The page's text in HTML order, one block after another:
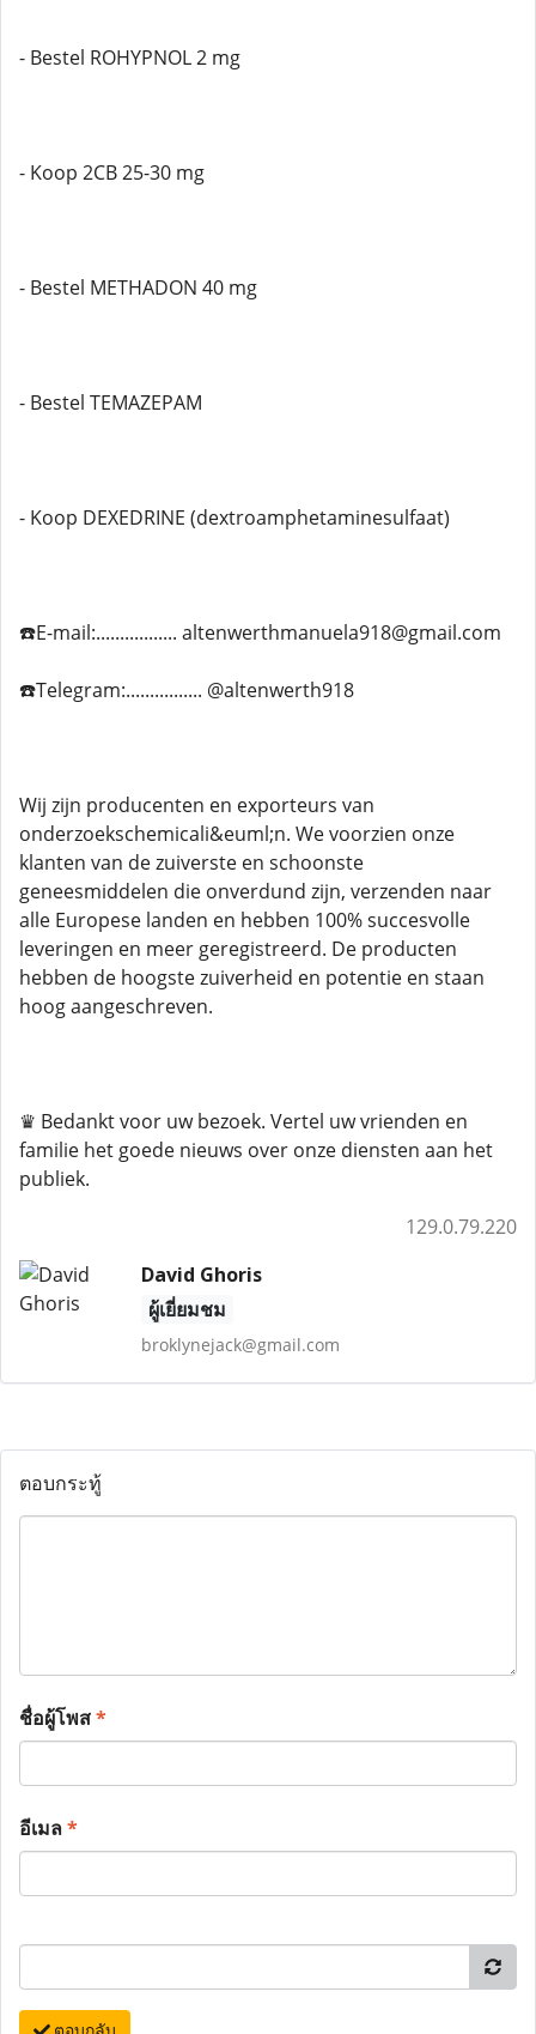
- Bestel ROHYPNOL 2 mg
- Koop 2CB 25-30 mg
- Bestel METHADON 40 mg
- Bestel TEMAZEPAM
- Koop DEXEDRINE (dextroamphetaminesulfaat)
☎️E-mail:................. altenwerthmanuela918@gmail.com
☎️Telegram:................ @altenwerth918
Wij zijn producenten en exporteurs van
onderzoekschemicali&euml;n. We voorzien onze
klanten van de zuiverste en schoonste
geneesmiddelen die onverdund zijn, verzenden naar
alle Europese landen en hebben 100% succesvolle
leveringen en meer geregistreerd. De producten
hebben de hoogste zuiverheid en potentie en staan ​​
hoog aangeschreven.
♛ Bedankt voor uw bezoek. Vertel uw vrienden en
familie het goede nieuws over onze diensten aan het
publiek.
129.0.79.220
David Ghoris
ผู้เยี่ยมชม
broklynejack@gmail.com
ตอบกระทู้
ชื่อผู้โพส*
อีเมล*